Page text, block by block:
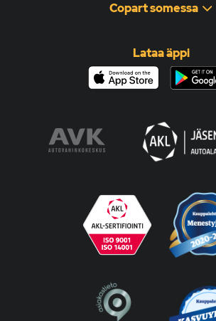
Copart somessa
Lataa äppi